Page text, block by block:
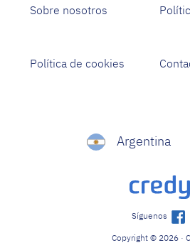
Sobre nosotros
Política de cookies
Argentina
Síguenos
Copyright © 2026 ·